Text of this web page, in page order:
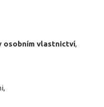
osobním vlastnictví,